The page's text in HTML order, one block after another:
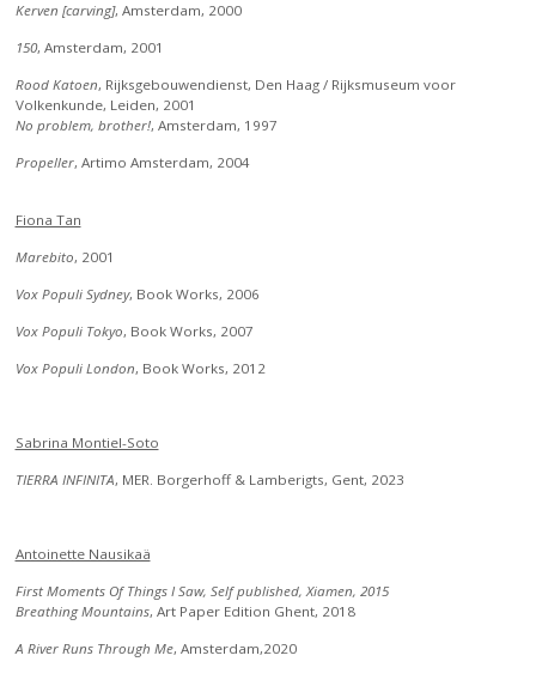
Kerven [carving], Amsterdam, 2000
150, Amsterdam, 2001
Rood Katoen, Rijksgebouwendienst, Den Haag / Rijksmuseum voor
Volkenkunde, Leiden, 2001
No problem, brother!, Amsterdam, 1997
Propeller, Artimo Amsterdam, 2004
Fiona Tan
Marebito, 2001
Vox Populi Sydney, Book Works, 2006
Vox Populi Tokyo, Book Works, 2007
Vox Populi London, Book Works, 2012
Sabrina Montiel-Soto
TIERRA INFINITA, MER. Borgerhoff & Lamberigts, Gent, 2023
Antoinette Nausikaä
First Moments Of Things I Saw, Self published, Xiamen, 2015
Breathing Mountains, Art Paper Edition Ghent, 2018
A River Runs Through Me, Amsterdam,2020